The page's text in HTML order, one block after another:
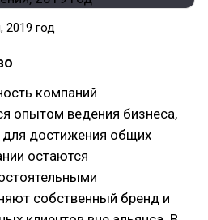
год
компаний
опытом ведения бизнеса,
для достижения общих
остаются
собственный бренд и